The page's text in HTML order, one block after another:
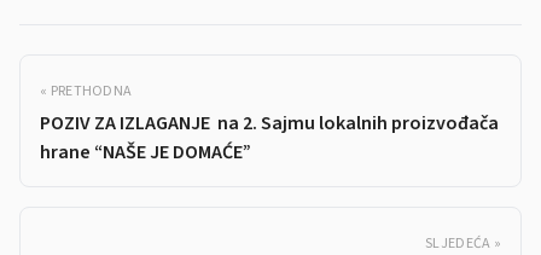
« PRETHODNA
POZIV ZA IZLAGANJE na 2. Sajmu lokalnih proizvođača
hrane “NAŠE JE DOMAĆE”
SLJEDEĆA »